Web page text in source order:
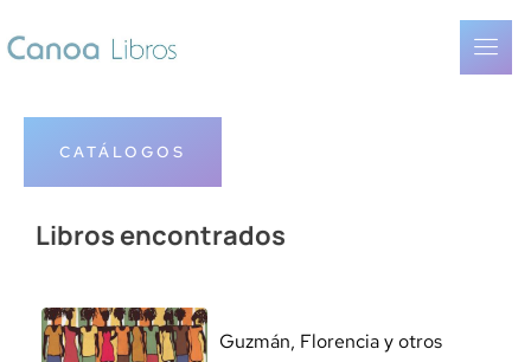
CATÁLOGOS
Libros encontrados
Guzmán, Florencia y otros